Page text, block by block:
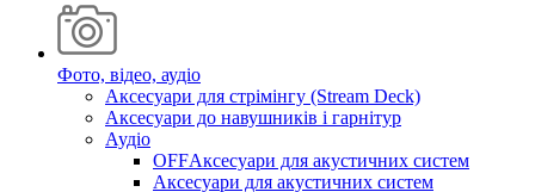
Фото, відео, аудіо
Аксесуари для стрімінгу (Stream Deck)
Аксесуари до навушників і гарнітур
Аудіо
OFFАксесуари для акустичних систем
Аксесуари для акустичних систем